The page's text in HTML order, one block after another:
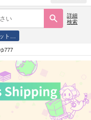
詳細
検索
ト…
777